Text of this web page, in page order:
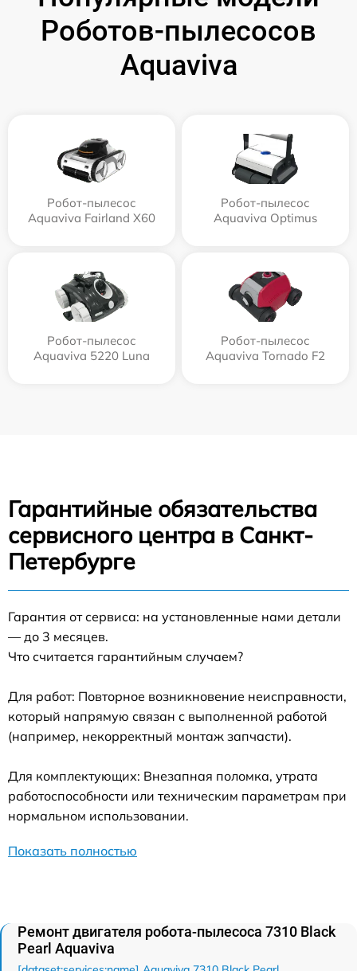
Роботов-пылесосов
Aquaviva
Робот-пылесос
Aquaviva Fairland X60
Робот-пылесос
Aquaviva Optimus
Робот-пылесос
Aquaviva 5220 Luna
Робот-пылесос
Aquaviva Tornado F2
Гарантийные обязательства
сервисного центра в Санкт-
Петербурге
Гарантия от сервиса: на установленные нами детали
— до 3 месяцев.
Что считается гарантийным случаем?
Для работ: Повторное возникновение неисправности,
который напрямую связан с выполненной работой
(например, некорректный монтаж запчасти).
Для комплектующих: Внезапная поломка, утрата
работоспособности или техническим параметрам при
нормальном использовании.
Показать полностью
Ремонт двигателя робота-пылесоса 7310 Black
Pearl Aquaviva